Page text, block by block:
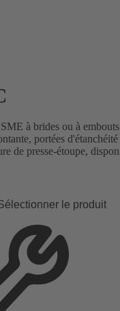
à brides ou à
portées
de presse-étoupe,
le produit